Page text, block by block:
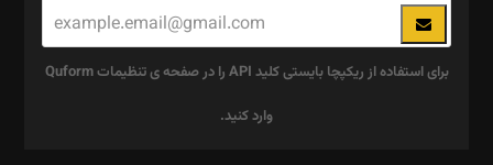
برای استفاده از ریکپچا بایستی کلید API را در صفحه ی تنظیمات Quform
وارد کنید.